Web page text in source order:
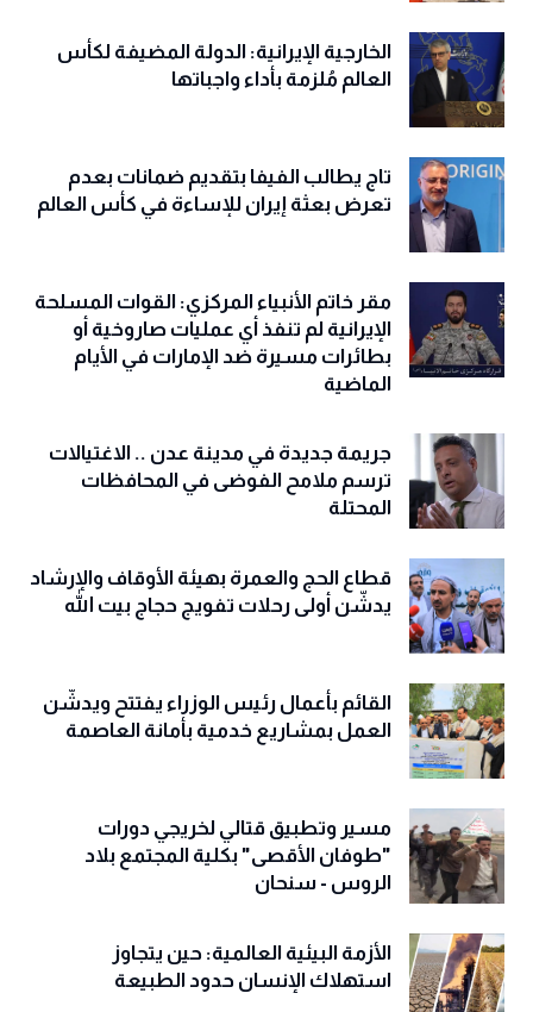
الخارجية الإيرانية: الدولة المضيفة لكأس
العالم مُلزمة بأداء واجباتها
تاج يطالب الفيفا بتقديم ضمانات بعدم
تعرض بعثة إيران للإساءة في كأس العالم
مقر خاتم الأنبياء المركزي: القوات المسلحة
الإيرانية لم تنفذ أي عمليات صاروخية أو
بطائرات مسيرة ضد الإمارات في الأيام
الماضية
جريمة جديدة في مدينة عدن .. الاغتيالات
ترسم ملامح الفوضى في المحافظات
المحتلة
قطاع الحج والعمرة بهيئة الأوقاف والإرشاد
يدشّن أولى رحلات تفويج حجاج بيت الله
القائم بأعمال رئيس الوزراء يفتتح ويدشّن
العمل بمشاريع خدمية بأمانة العاصمة
مسير وتطبيق قتالي لخريجي دورات
"طوفان الأقصى" بكلية المجتمع بلاد
الروس - سنحان
الأزمة البيئية العالمية: حين يتجاوز
استهلاك الإنسان حدود الطبيعة